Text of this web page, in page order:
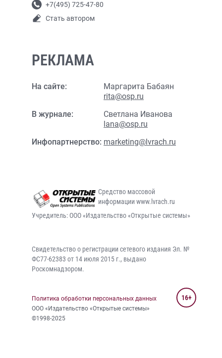
+7(495) 725-47-80
Стать автором
РЕКЛАМА
На сайте:
Маргарита Бабаян
rita@osp.ru
В журнале:
Светлана Иванова
lana@osp.ru
Инфопартнерство: marketing@lvrach.ru
Средство массовой
информации www.lvrach.ru
Учредитель: ООО «Издательство «Открытые системы»
Свидетельство о регистрации сетевого издания Эл. №
ФС77-62383 от 14 июля 2015 г., выдано
Роскомнадзором.
Политика обработки персональных данных
ООО «Издательство «Открытые системы»
©1998-2025
16+